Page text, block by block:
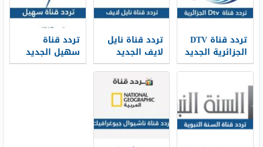
تردد قناة DTV
الجزائرية الجديد
2026 على النايل
سات
تردد قناة نايل
لايف الجديد
2026 Nile Life
TV على نايل
سات
تردد قناة
سهيل الجديد
2026 Suhail TV